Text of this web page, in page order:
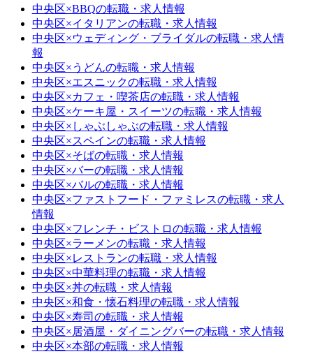
中央区×BBQの転職・求人情報
中央区×イタリアンの転職・求人情報
中央区×ウェディング・ブライダルの転職・求人情
報
中央区×うどんの転職・求人情報
中央区×エスニックの転職・求人情報
中央区×カフェ・喫茶店の転職・求人情報
中央区×ケーキ屋・スイーツの転職・求人情報
中央区×しゃぶしゃぶの転職・求人情報
中央区×スペインの転職・求人情報
中央区×そばの転職・求人情報
中央区×バーの転職・求人情報
中央区×バルの転職・求人情報
中央区×ファストフード・ファミレスの転職・求人
情報
中央区×フレンチ・ビストロの転職・求人情報
中央区×ラーメンの転職・求人情報
中央区×レストランの転職・求人情報
中央区×中華料理の転職・求人情報
中央区×丼の転職・求人情報
中央区×和食・懐石料理の転職・求人情報
中央区×寿司の転職・求人情報
中央区×居酒屋・ダイニングバーの転職・求人情報
中央区×本部の転職・求人情報